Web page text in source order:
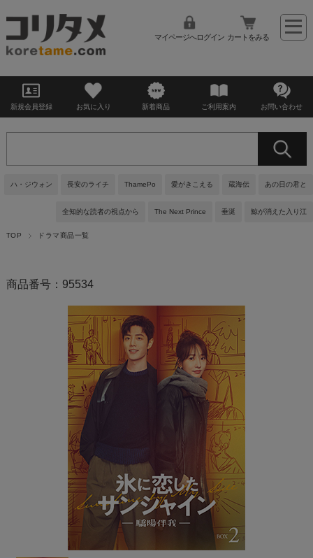
マイページへログイン カートをみる
新規会員登録 お気に入り 新着商品 ご利用案内 お問い合わせ
ハ・ジウォン 長安のライチ ThamePo 愛がきこえる 蔵海伝 あの日の君と
全知的な読者の視点から The Next Prince 垂涎 鯨が消えた入り江
TOP ドラマ商品一覧
商品番号：95534